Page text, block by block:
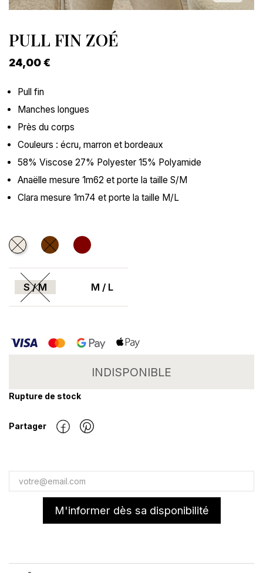
PULL FIN ZOÉ
24,00 €
Pull fin
Manches longues
Près du corps
Couleurs : écru, marron et bordeaux
58% Viscose 27% Polyester 15% Polyamide
Anaëlle mesure 1m62 et porte la taille S/M
Clara mesure 1m74 et porte la taille M/L
Ecru Marron Bordeaux
S / M M / L
INDISPONIBLE
Rupture de stock
Partager
M'informer dès sa disponibilité